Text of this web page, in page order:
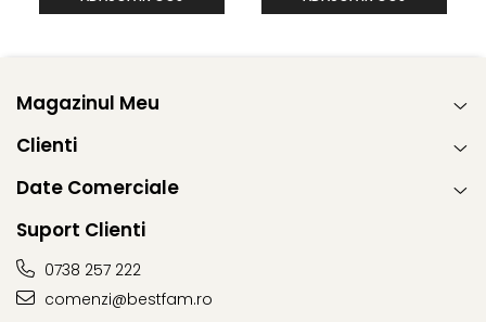
nastere pana la aprox. 4 ani)
Utilizare Forward Facing, intre 76-105 cm si mai putin de 18
kg (aprox. 15 luni pana la 4 ani
Este certificat ECE R129/03
Certificat i-Size, lucru care garanteaza o potrivire perfecta
in masinile certificate i-Size
Magazinul Meu
Clienti
Date Comerciale
Suport Clienti
0738 257 222
comenzi@bestfam.ro